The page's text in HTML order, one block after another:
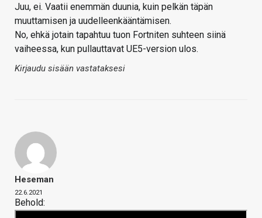
Juu, ei. Vaatii enemmän duunia, kuin pelkän täpän
muuttamisen ja uudelleenkääntämisen.
No, ehkä jotain tapahtuu tuon Fortniten suhteen siinä
vaiheessa, kun pullauttavat UE5-version ulos.
Kirjaudu sisään vastataksesi
Heseman
22.6.2021
Behold: